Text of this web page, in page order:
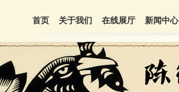
首页 关于我们 在线展厅 新闻中心